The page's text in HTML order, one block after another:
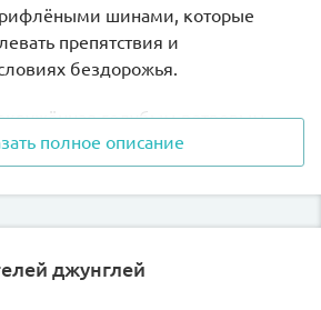
рифлёными шинами, которые
препятствия и
бездорожья.
голубым ветровым
открывающимися дверями и
балками,
На крыше
освещения, состоящая из
полное описание
джунглей